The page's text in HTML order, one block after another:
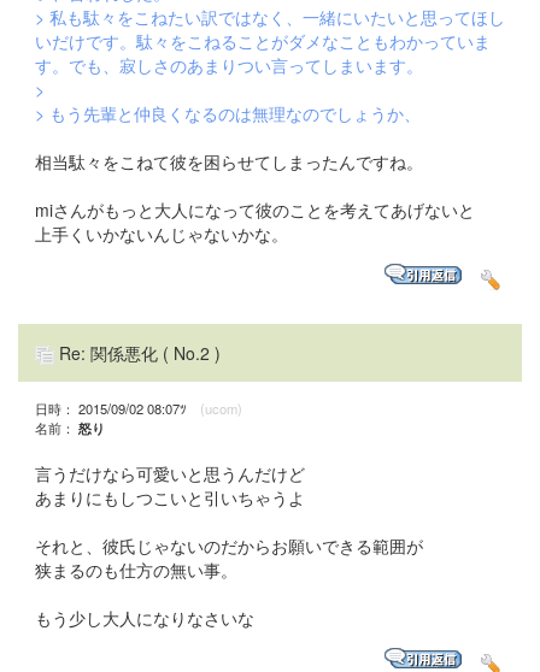
> 私も駄々をこねたい訳ではなく、一緒にいたいと思ってほし
いだけです。駄々をこねることがダメなこともわかっていま
す。でも、寂しさのあまりつい言ってしまいます。
>
> もう先輩と仲良くなるのは無理なのでしょうか、
相当駄々をこねて彼を困らせてしまったんですね。
miさんがもっと大人になって彼のことを考えてあげないと
上手くいかないんじゃないかな。
Re: 関係悪化 ( No.2 )
日時： 2015/09/02 08:07ﾂ (ucom)
名前： 怒り
言うだけなら可愛いと思うんだけど
あまりにもしつこいと引いちゃうよ
それと、彼氏じゃないのだからお願いできる範囲が
狭まるのも仕方の無い事。
もう少し大人になりなさいな